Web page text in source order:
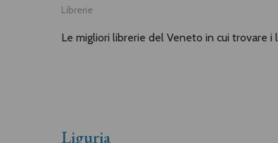
Librerie
Le migliori librerie del Veneto in cui trovare i
Liguria